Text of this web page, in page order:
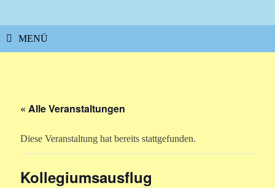
MENÜ
« Alle Veranstaltungen
Diese Veranstaltung hat bereits stattgefunden.
Kollegiumsausflug